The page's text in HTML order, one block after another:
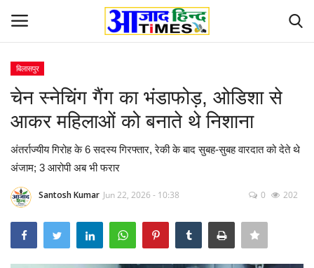
Home
ओडिशा
Contact
देश-विदेश
बिलासपुर
चेन स्नेचिंग गैंग का भंडाफोड़, ओडिशा से
आकर महिलाओं को बनाते थे निशाना
अंतर्राज्यीय गिरोह के 6 सदस्य गिरफ्तार, रेकी के बाद सुबह-सुबह वारदात को देते थे
अंजाम; 3 आरोपी अब भी फरार
Santosh Kumar Jun 22, 2026 - 10:38 0 202